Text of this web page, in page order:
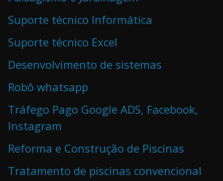
Suporte técnico Informática
Suporte técnico Excel
Desenvolvimento de sistemas
Robô whatsapp
Tráfego Pago Google ADS, Facebook,
Instagram
Reforma e Construção de Piscinas
Tratamento de piscinas convencional